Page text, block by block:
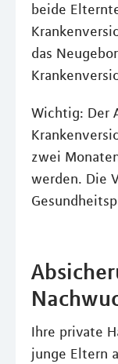
beide
das
Wichtig: Der
zwei
werden. Die
Ihre private
junge Eltern